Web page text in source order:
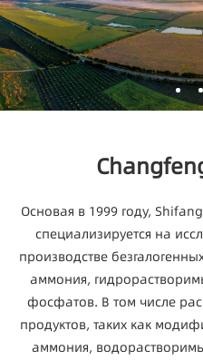
Основая в 1999 году,
специализируется на
производстве
аммония,
фосфатов. В том числе
продуктов, таких как
аммония,